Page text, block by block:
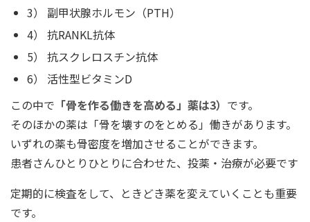
3） 副甲状腺ホルモン（PTH）
4） 抗RANKL抗体
5） 抗スクレロスチン抗体
6） 活性型ビタミンD
この中で 「骨を作る働きを高める」薬は3） です。
そのほかの薬は「骨を壊すのをとめる」働きがあります。
いずれの薬も骨密度を増加させることができます。
患者さんひとりひとりに合わせた、投薬・治療が必要です
定期的に検査をして、ときどき薬を変えていくことも重要
です。